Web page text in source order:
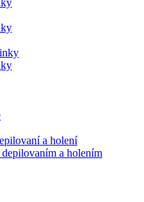
a holení
a holením